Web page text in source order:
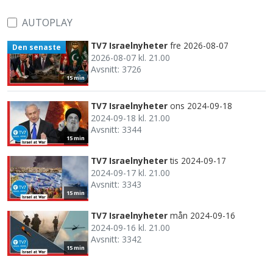
AUTOPLAY
15 min
Den senaste TV7 Israelnyheter fre 2026-08-07
2026-08-07 kl. 21.00
Avsnitt: 3726
15 min
TV7 Israelnyheter ons 2024-09-18
2024-09-18 kl. 21.00
Avsnitt: 3344
15 min
TV7 Israelnyheter tis 2024-09-17
2024-09-17 kl. 21.00
Avsnitt: 3343
15 min
TV7 Israelnyheter mån 2024-09-16
2024-09-16 kl. 21.00
Avsnitt: 3342